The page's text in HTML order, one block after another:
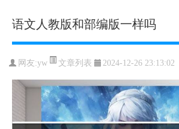
语文人教版和部编版一样吗
网友:yw 文章列表 2024-12-26 23:13:02